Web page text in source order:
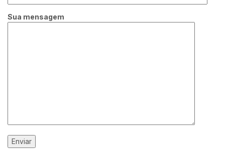
Sua mensagem